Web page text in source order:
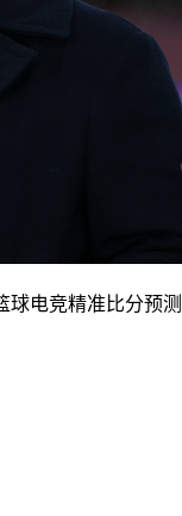
球电竞精准比分预